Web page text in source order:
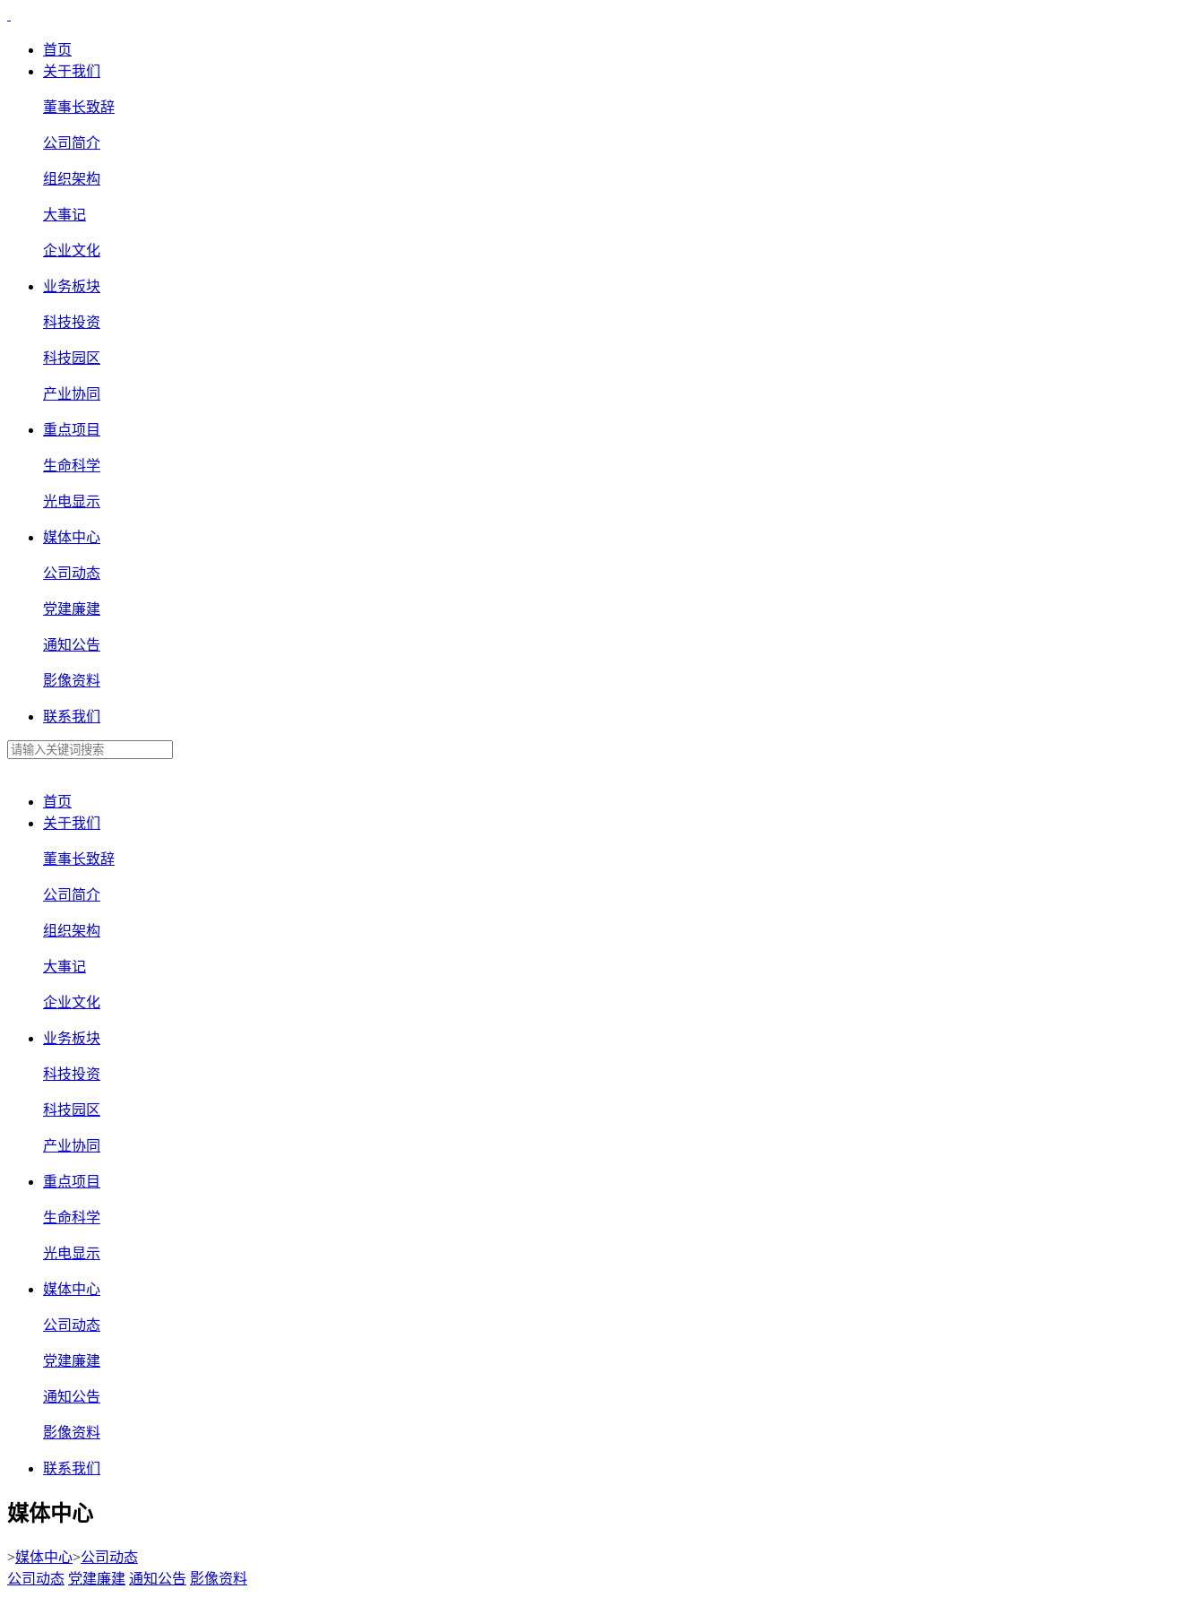
首页
关于我们
董事长致辞
公司简介
组织架构
大事记
企业文化
业务板块
科技投资
科技园区
产业协同
重点项目
生命科学
光电显示
媒体中心
公司动态
党建廉建
通知公告
影像资料
联系我们
首页
关于我们
董事长致辞
公司简介
组织架构
大事记
企业文化
业务板块
科技投资
科技园区
产业协同
重点项目
生命科学
光电显示
媒体中心
公司动态
党建廉建
通知公告
影像资料
联系我们
媒体中心
>媒体中心>公司动态
公司动态 党建廉建 通知公告 影像资料